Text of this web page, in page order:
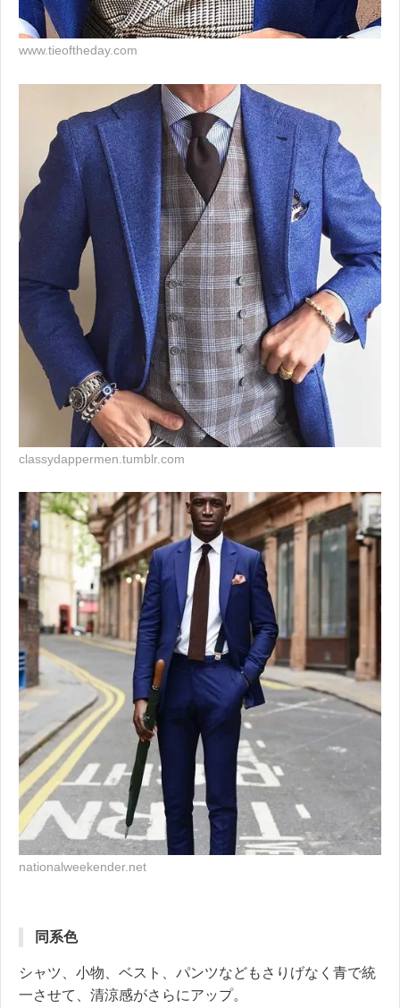
www.tieoftheday.com
classydappermen.tumblr.com
nationalweekender.net
同系色
シャツ、小物、ベスト、パンツなどもさりげなく青で統
一させて、清涼感がさらにアップ。